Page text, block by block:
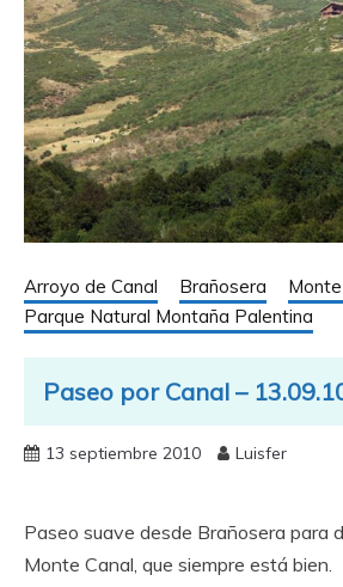
Arroyo de Canal Brañosera
Parque Natural Montaña Palentina
Paseo por Canal –
13 septiembre 2010 Luisfer
Paseo suave desde Brañosera para
Monte Canal, que siempre está bien.